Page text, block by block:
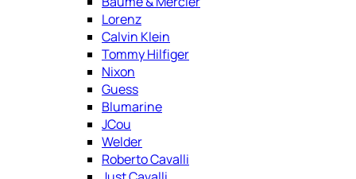
Lorenz
Calvin Klein
Tommy Hilfiger
Nixon
Guess
Blumarine
JCou
Welder
Roberto Cavalli